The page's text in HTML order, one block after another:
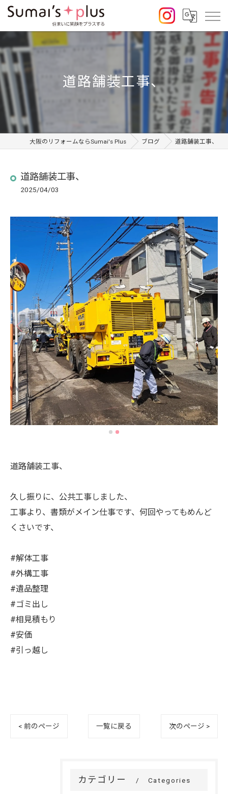
道路舗装工事、
大阪のリフォームならSumai's Plus ブログ 道路舗装工事、
道路舗装工事、
2025/04/03
道路舗装工事、
久し振りに、公共工事しました、
工事より、書類がメイン仕事です、何回やってもめんど
くさいです、
#解体工事
#外構工事
#遺品整理
#ゴミ出し
#相見積もり
#安価
#引っ越し
< 前のページ 一覧に戻る 次のページ >
カテゴリー Categories